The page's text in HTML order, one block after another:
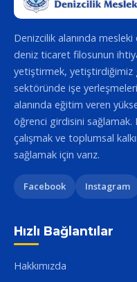
Denizcilik alanında
deniz ticaret filosunun
yetiştirmek, yetiştirdiğimiz
sektöründe işe
alanında eğitim veren
öğrenci girdisini sağlamak.
çalışmak ve toplumsal
sağlamak için varız.
Facebook Instagram
Hızlı Bağlantılar
Hakkımızda